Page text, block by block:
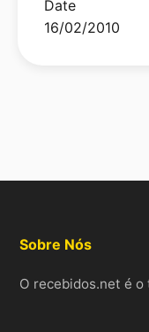
Date
16/02/2010
Sobre Nós
O recebidos.net é